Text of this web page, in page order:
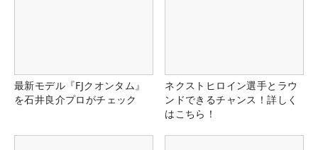
最新モデル『FJクオンタム』
を石井良介プロがチェック
ネクストヒロイン選手とラウ
ンドできるチャンス！詳しく
はこちら！